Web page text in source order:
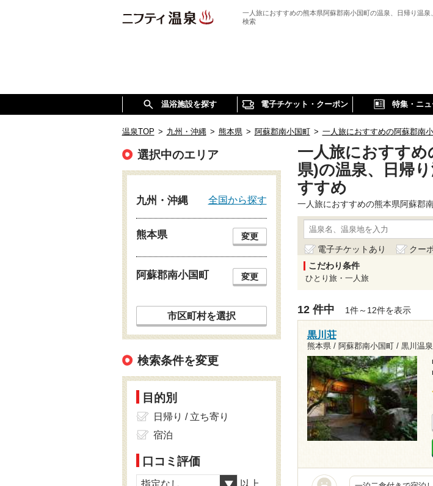
一人旅におすすめの熊本県阿蘇郡南小国町の温泉、日帰り温泉
検索
温浴施設を探す 電子チケット・クーポン 特集・ニュ
温泉TOP > 九州・沖縄 > 熊本県 > 阿蘇郡南小国町 > 一人旅におすすめの阿蘇郡南
一人旅におすすめ
県)の温泉、日帰
すすめ
一人旅におすすめの熊本県阿蘇郡
電子チケットあり クー
こだわり条件
ひとり旅・一人旅
12 件中 1件～12件を表示
黒川荘
熊本県 / 阿蘇郡南小国町 / 黒川温泉
選択中のエリア
九州・沖縄 全国から探す
熊本県 変更
阿蘇郡南小国町 変更
市区町村を選択
検索条件を変更
目的別
日帰り / 立ち寄り
宿泊
口コミ評価
指定なし 以上